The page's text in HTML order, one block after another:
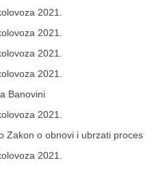
2021.
2021.
2021.
2021.
Banovini
2021.
Zakon o obnovi i ubrzati proces
2021.